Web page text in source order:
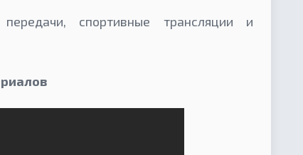
спортивные трансляции и